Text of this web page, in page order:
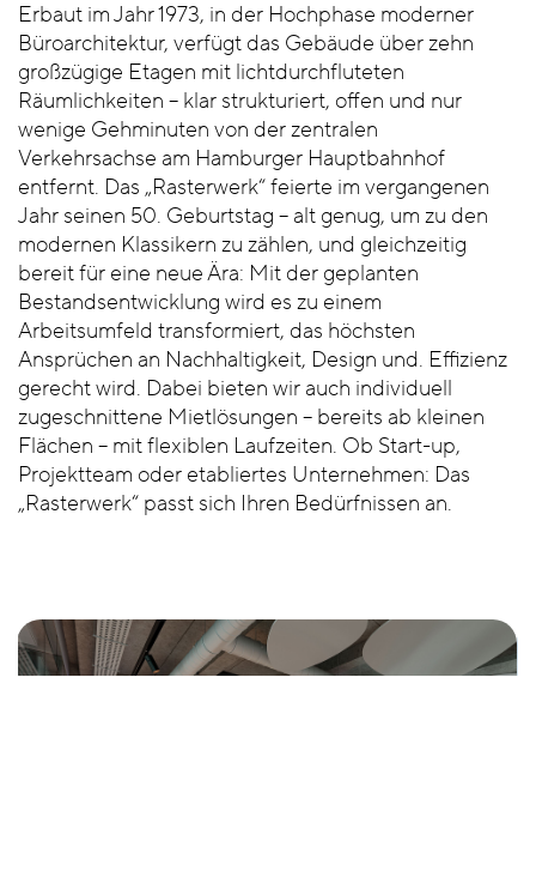
Erbaut im Jahr 1973, in der Hochphase moderner
Büroarchitektur, verfügt das Gebäude über zehn
großzügige Etagen mit lichtdurchfluteten
Räumlichkeiten – klar strukturiert, offen und nur
wenige Gehminuten von der zentralen
Verkehrsachse am Hamburger Hauptbahnhof
entfernt. Das „Rasterwerk“ feierte im vergangenen
Jahr seinen 50. Geburtstag – alt genug, um zu den
modernen Klassikern zu zählen, und gleichzeitig
bereit für eine neue Ära: Mit der geplanten
Bestandsentwicklung wird es zu einem
Arbeitsumfeld transformiert, das höchsten
Ansprüchen an Nachhaltigkeit, Design und. Effizienz
gerecht wird. Dabei bieten wir auch individuell
zugeschnittene Mietlösungen – bereits ab kleinen
Flächen – mit flexiblen Laufzeiten. Ob Start-up,
Projektteam oder etabliertes Unternehmen: Das
„Rasterwerk“ passt sich Ihren Bedürfnissen an.